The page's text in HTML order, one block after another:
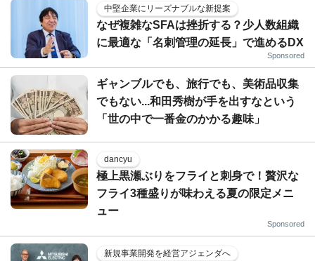
中堅企業にリーズナブルな新提案
なぜ複雑なSFAは挫折する？少人数組織
に最適な「名刺管理の延長」で進めるDX
Sponsored
ギャンブルでも、旅行でも、美術品収集
でもない...和田秀樹が手を出すなという
「世の中で一番金のかかる趣味」
dancyu
極上黒瀬ぶりをフライと刺身で！贅沢な
フライ3種盛りが味わえる夏の限定メニ
ュー
Sponsored
新規事業開発を経営アジェンダへ